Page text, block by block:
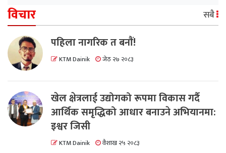
विचार सबै
पहिला नागरिक त बनाैं!
KTM Dainik जेठ २७ २०८३
खेल क्षेत्रलाई उद्योगको रूपमा विकास गर्दै
आर्थिक समृद्धिको आधार बनाउने अभियानमा:
इश्वर जिसी
KTM Dainik वैशाख २५ २०८३